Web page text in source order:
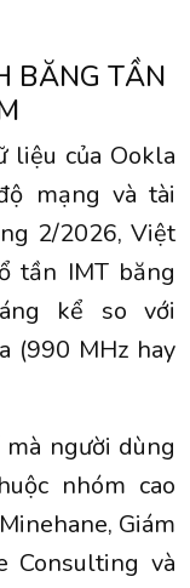
BĂNG TẦN
liệu của Ookla
mạng và tài
2/2026, Việt
tần IMT băng
kể so với
(990 MHz hay
người dùng
nhóm cao
Giám
Consulting và